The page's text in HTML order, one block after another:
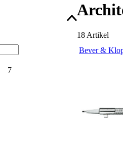
7
18 Artikel
Bever &